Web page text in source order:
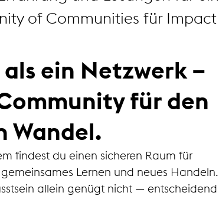
of Communities für
als ein Netzwerk –
für den
Wandel.
findest du einen sicheren Raum für
Lernen und neues Handeln.
allein genügt nicht — entscheidend